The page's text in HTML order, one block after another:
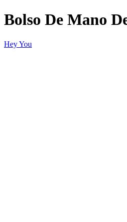
Bolso De Mano
Hey You